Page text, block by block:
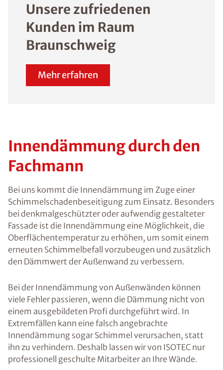
Unsere zufriedenen
Kunden im Raum
Braunschweig
Mehr erfahren
Innendämmung durch den
Fachmann
Bei uns kommt die Innendämmung im Zuge einer
Schimmelschadenbeseitigung zum Einsatz. Besonders
bei denkmalgeschützter oder aufwendig gestalteter
Fassade ist die Innendämmung eine Möglichkeit, die
Oberflächentemperatur zu erhöhen, um somit einem
erneuten Schimmelbefall vorzubeugen und zusätzlich
den Dämmwert der Außenwand zu verbessern.
Bei der Innendämmung von Außenwänden können
viele Fehler passieren, wenn die Dämmung nicht von
einem ausgebildeten Profi durchgeführt wird. In
Extremfällen kann eine falsch angebrachte
Innendämmung sogar Schimmel verursachen, statt
ihn zu verhindern. Deshalb lassen wir von ISOTEC nur
professionell geschulte Mitarbeiter an Ihre Wände.